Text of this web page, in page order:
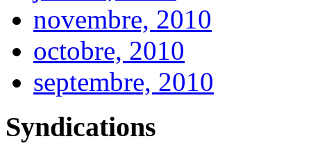
novembre, 2010
octobre, 2010
septembre, 2010
Syndications